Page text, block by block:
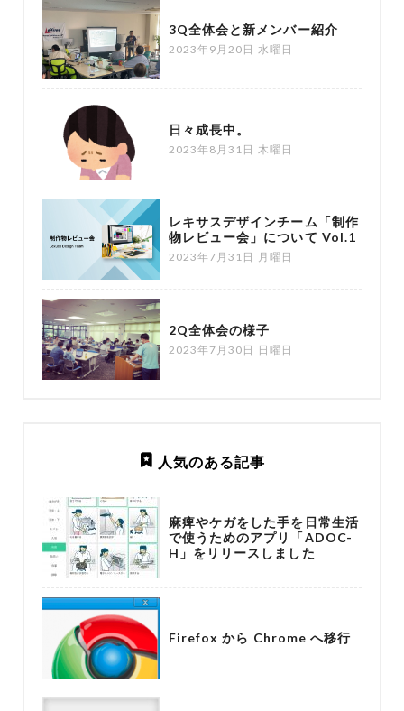
3Q全体会と新メンバー紹介
2023年9月20日 水曜日
日々成長中。
2023年8月31日 木曜日
レキサスデザインチーム「制作
物レビュー会」について Vol.1
2023年7月31日 月曜日
2Q全体会の様子
2023年7月30日 日曜日
人気のある記事
麻痺やケガをした手を日常生活
で使うためのアプリ「ADOC-
H」をリリースしました
Firefox から Chrome へ移行